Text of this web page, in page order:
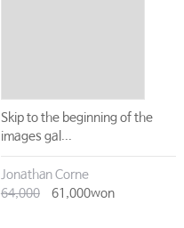
Skip to the beginning of the
images gal...
Jonathan Corne
64,000
61,000won